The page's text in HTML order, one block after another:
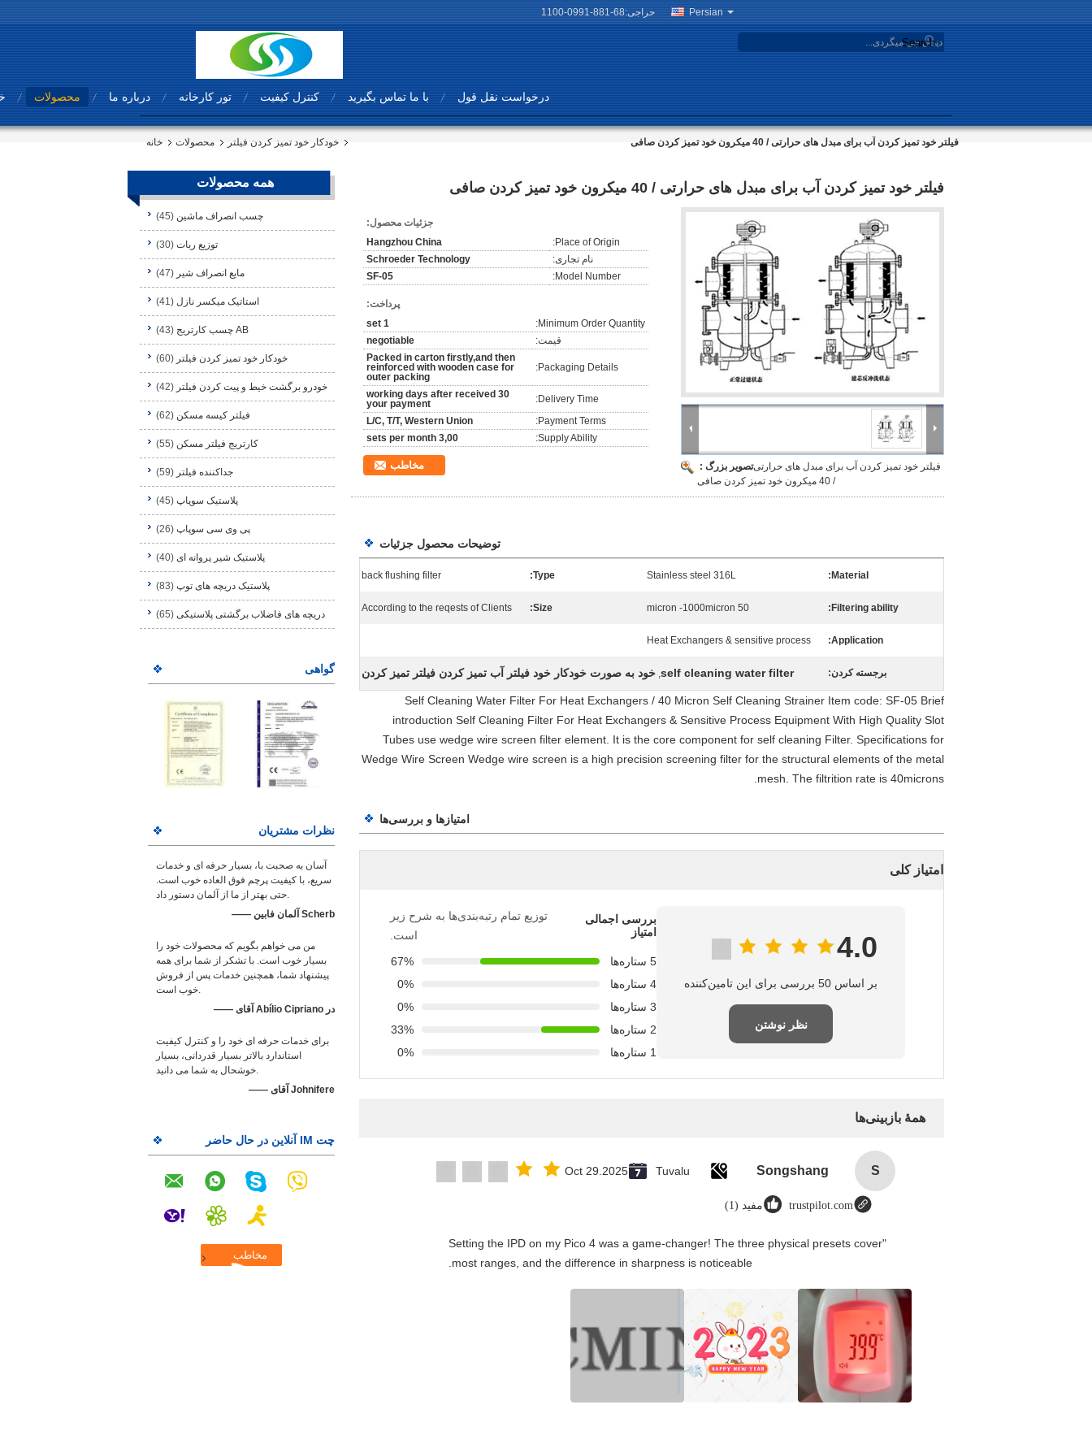
حراجی:86-188-1990-0011 Persian
Search
محصولات درباره ما تور کارخانه کنترل کیفیت با ما تماس بگیرید درخواست نقل قول
خانه محصولات خودکار خود تمیز کردن فیلتر فیلتر خود تمیز کردن آب برای مبدل های حرارتی / 40 میکرون خود تمیز کردن صافی
همه محصولات
چسب انصراف ماشین (45)
توزیع ربات (30)
مایع انصراف شیر (47)
استاتیک میکسر نازل (41)
AB چسب کارتریج (43)
خودکار خود تمیز کردن فیلتر (60)
خودرو برگشت خیط و پیت کردن فیلتر (42)
فیلتر کیسه مسکن (62)
کارتریج فیلتر مسکن (55)
جداکننده فیلتر (59)
پلاستیک سوپاپ (45)
پی وی سی سوپاپ (26)
پلاستیک شیر پروانه ای (40)
پلاستیک دریچه های توپ (83)
دریچه های فاضلاب برگشتی پلاستیکی (65)
گواهی
نظرات مشتریان
آسان به صحبت با، بسیار حرفه ای و خدمات
سریع، با کیفیت پرچم فوق العاده خوب است.
حتی بهتر از ما از آلمان دستور داد.
—— آلمان فابین Scherb
من می خواهم بگویم که محصولات خود را
بسیار خوب است. با تشکر از شما برای همه
پیشنهاد شما، همچنین خدمات پس از فروش
خوب است.
—— آقای Abílio Cipriano در
برای خدمات حرفه ای خود را و کنترل کیفیت
استاندارد بالاتر بسیار قدردانی، بسیار
خوشحال به شما می دانید.
—— آقای Johnifere
چت IM آنلاین در حال حاضر
فیلتر خود تمیز کردن آب برای مبدل های حرارتی / 40 میکرون خود تمیز کردن صافی
تصویر بزرگ :فیلتر خود تمیز کردن آب برای مبدل های حرارتی
/ 40 میکرون خود تمیز کردن صافی
جزئیات محصول:
Place of Origin:
Hangzhou China
نام تجاری:
Schroeder Technology
Model Number:
SF-05
پرداخت:
Minimum Order Quantity:
1 set
قیمت:
negotiable
Packaging Details:
Packed in carton firstly,and then
reinforced with wooden case for
outer packing
Delivery Time:
30 working days after received
your payment
Payment Terms:
L/C, T/T, Western Union
Supply Ability:
3,00 sets per month
مخاطب
توضیحات محصول جزئیات
Material:
Stainless steel 316L
Type:
back flushing filter
Filtering ability:
50 micron -1000micron
Size:
According to the reqests of Clients
Application:
Heat Exchangers & sensitive process
برجسته کردن: self cleaning water filter
, خود به صورت خودکار خود فیلتر آب تمیز کردن فیلتر تمیز کردن
Self Cleaning Water Filter For Heat Exchangers / 40 Micron Self Cleaning Strainer Item code: SF-05 Brief
introduction Self Cleaning Filter For Heat Exchangers & Sensitive Process Equipment With High Quality Slot
Tubes use wedge wire screen filter element. It is the core component for self cleaning Filter. Specifications for
Wedge Wire Screen Wedge wire screen is a high precision screening filter for the structural elements of the metal
mesh. The filtrition rate is 40microns.
امتیازها و بررسی‌ها
امتیاز کلی
4.0
بر اساس 50 بررسی برای این تامین‌کننده
نظر نوشتن
بررسی اجمالی
امتیاز
توزیع تمام رتبه‌بندی‌ها به شرح زیر
است.
5 ستاره‌ها
67%
4 ستاره‌ها
0%
3 ستاره‌ها
0%
2 ستاره‌ها
33%
1 ستاره‌ها
0%
همهٔ بازبینی‌ها
S
Songshang
Tuvalu
Oct 29.2025
trustpilot.com مفید (1)
"Setting the IPD on my Pico 4 was a game-changer! The three physical presets cover
most ranges, and the difference in sharpness is noticeable.